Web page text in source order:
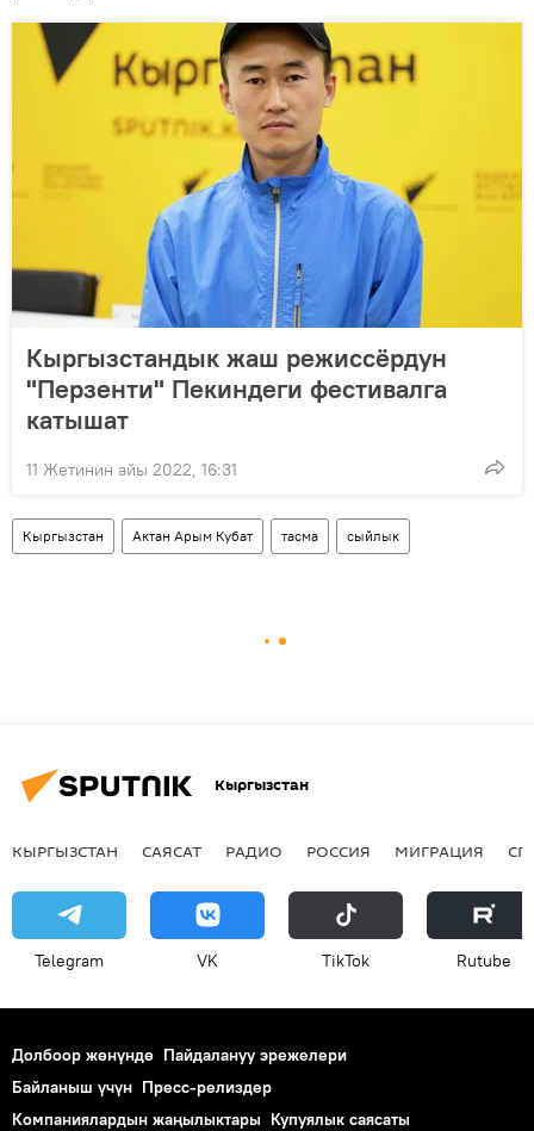
Кыргызстандык жаш режиссёрдун
"Перзенти" Пекиндеги фестивалга
катышат
11 Жетинин айы 2022, 16:31
Кыргызстан Актан Арым Кубат тасма сыйлык
Кыргызстан
КЫРГЫЗСТАН САЯСАТ РАДИО РОССИЯ МИГРАЦИЯ
Telegram VK ТikТоk Rutube
Долбоор жөнүндө Пайдалануу эрежелери
Байланыш үчүн Пресс-релиздер
Компаниялардын жаңылыктары Купуялык саясаты